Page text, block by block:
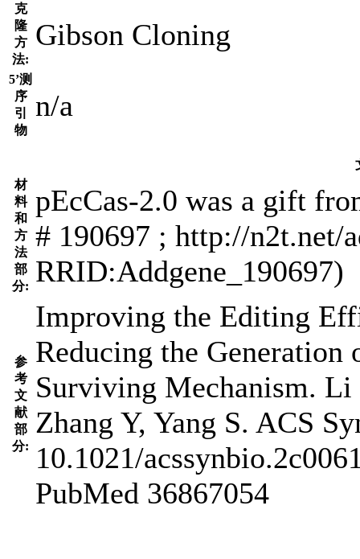
克
隆
方
法:
Gibson Cloning
5’测
序
引
物
n/a
材
料
和
方
法
部
分:
pEcCas-2.0 was a gift
# 190697 ; http://n2t.net/
RRID:Addgene_190697)
参
考
文
献
部
分:
Improving the Editing
Reducing the Generation
Surviving Mechanism.
Zhang Y, Yang S. ACS
10.1021/
PubMed 36867054